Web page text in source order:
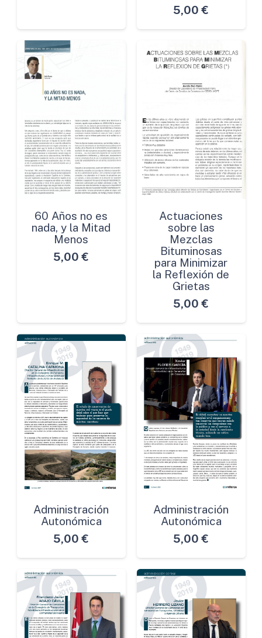
5,00 €
60 Años no es
nada, y la Mitad
Menos
5,00 €
Actuaciones
sobre las
Mezclas
Bituminosas
para Minimizar
la Reflexión de
Grietas
5,00 €
Administración
Autonómica
5,00 €
Administración
Autonómica
5,00 €